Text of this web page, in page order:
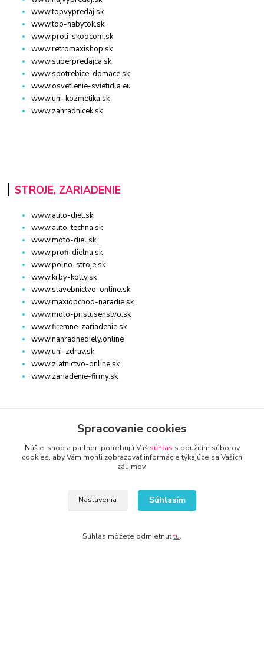
www.topvypredaj.sk
www.top-nabytok.sk
www.proti-skodcom.sk
www.retromaxishop.sk
www.superpredajca.sk
www.spotrebice-domace.sk
www.osvetlenie-svietidla.eu
www.uni-kozmetika.sk
www.zahradnicek.sk
STROJE, ZARIADENIE
www.auto-diel.sk
www.auto-techna.sk
www.moto-diel.sk
www.profi-dielna.sk
www.polno-stroje.sk
www.krby-kotly.sk
www.stavebnictvo-online.sk
www.maxiobchod-naradie.sk
www.moto-prislusenstvo.sk
www.firemne-zariadenie.sk
www.nahradnediely.online
www.uni-zdrav.sk
www.zlatnictvo-online.sk
www.zariadenie-firmy.sk
Spracovanie cookies
Náš e-shop a partneri potrebujú Váš súhlas s použitím súborov
cookies, aby Vám mohli zobrazovať informácie týkajúce sa Vašich
záujmov.
Nastavenia Súhlasím
Súhlas môžete odmietnuťtu.